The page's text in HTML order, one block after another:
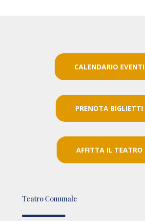
CALENDARIO EVENTI
PRENOTA BIGLIETTI
AFFITTA IL TEATRO
Teatro Comunale